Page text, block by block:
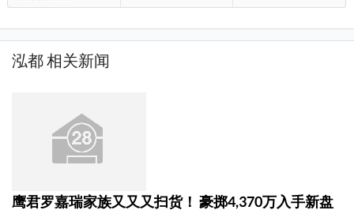
泓都 相关新闻
鹰君罗嘉瑞家族又又又扫货！ 豪掷4,370万入手新盘